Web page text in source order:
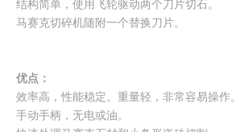
结构简单，使用飞轮驱动两个刀片切石。
马赛克切碎机随附一个替换刀片。
优点：
效率高，性能稳定。重量轻，非常容易操作。
手动手柄，无电或油。